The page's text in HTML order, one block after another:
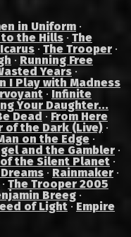
in Uniform ·
to the Hills · The
· The Trooper ·
· Running Free
Years ·
I Play with Madness
· Infinite
Your Daughter...
Dead · From Here
of the Dark (Live) ·
on the Edge ·
and the Gambler ·
the Silent Planet ·
· Rainmaker ·
· The Trooper 2005
Breeg ·
of Light·Empire